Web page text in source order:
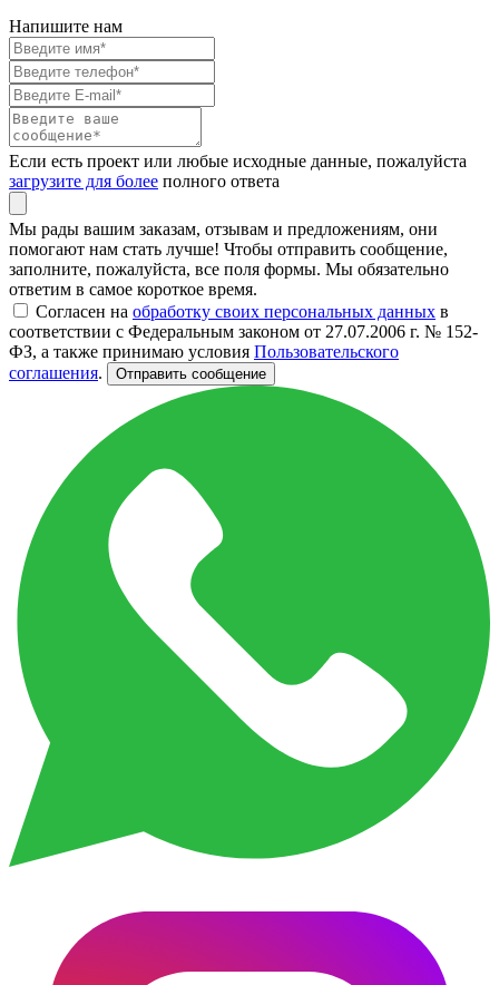
Напишите нам
Если есть проект или любые исходные данные, пожалуйста
загрузите для более полного ответа
Мы рады вашим заказам, отзывам и предложениям, они
помогают нам стать лучше! Чтобы отправить сообщение,
заполните, пожалуйста, все поля формы. Мы обязательно
ответим в самое короткое время.
Согласен на обработку своих персональных данных в
соответствии с Федеральным законом от 27.07.2006 г. № 152-
ФЗ, а также принимаю условия Пользовательского
соглашения. Отправить сообщение